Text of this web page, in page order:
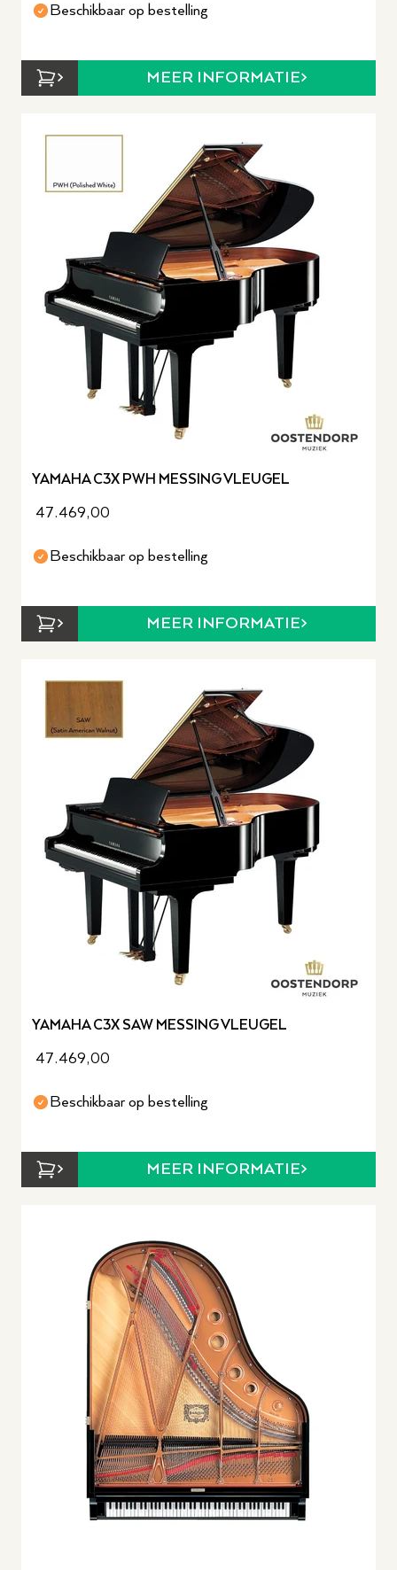
Beschikbaar op bestelling
MEER INFORMATIE
YAMAHA C3X PWH MESSING VLEUGEL
47.469,00
Beschikbaar op bestelling
MEER INFORMATIE
YAMAHA C3X SAW MESSING VLEUGEL
47.469,00
Beschikbaar op bestelling
MEER INFORMATIE